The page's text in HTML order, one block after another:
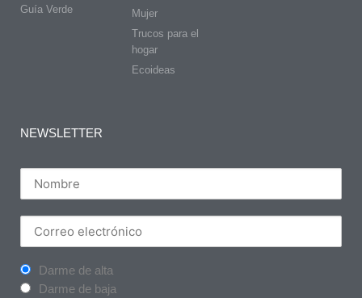
Guía Verde
Mujer
Trucos para el
hogar
Ecoideas
NEWSLETTER
Darme de alta
Darme de baja